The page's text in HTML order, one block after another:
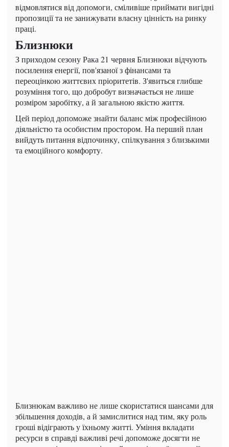
відмовлятися від допомоги, сміливіше приймати вигідні
пропозиції та не занижувати власну цінність на ринку
праці.
Близнюки
З приходом сезону Рака 21 червня Близнюки відчують
посилення енергії, пов'язаної з фінансами та
переоцінкою життєвих пріоритетів. З'явиться глибше
розуміння того, що добробут визначається не лише
розміром заробітку, а й загальною якістю життя.
Цей період допоможе знайти баланс між професійною
діяльністю та особистим простором. На перший план
вийдуть питання відпочинку, спілкування з близькими
та емоційного комфорту.
Близнюкам важливо не лише скористатися шансами для
збільшення доходів, а й замислитися над тим, яку роль
гроші відіграють у їхньому житті. Уміння вкладати
ресурси в справді важливі речі допоможе досягти не